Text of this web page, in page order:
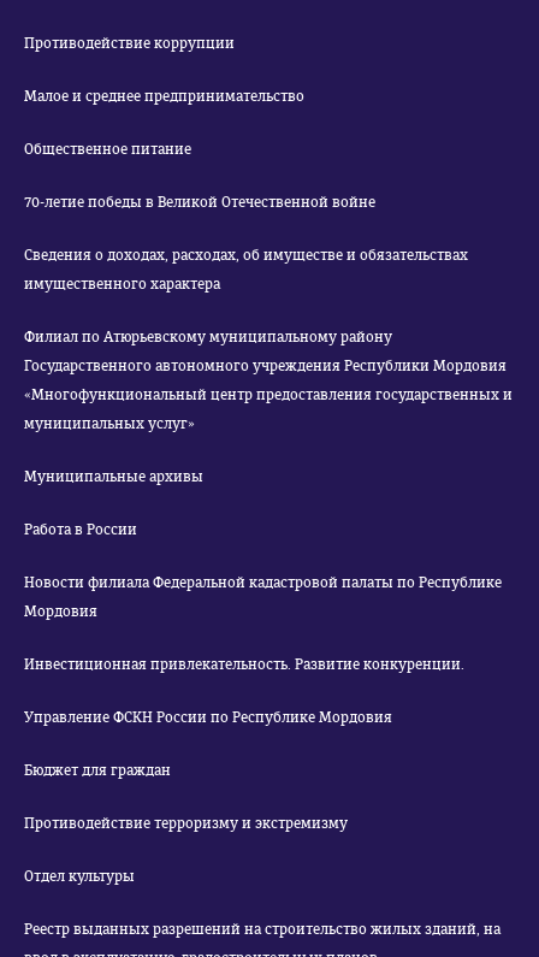
Противодействие коррупции
Малое и среднее предпринимательство
Общественное питание
70-летие победы в Великой Отечественной войне
Сведения о доходах, расходах, об имуществе и обязательствах
имущественного характера
Филиал по Атюрьевскому муниципальному району
Государственного автономного учреждения Республики Мордовия
«Многофункциональный центр предоставления государственных и
муниципальных услуг»
Муниципальные архивы
Работа в России
Новости филиала Федеральной кадастровой палаты по Республике
Мордовия
Инвестиционная привлекательность. Развитие конкуренции.
Управление ФСКН России по Республике Мордовия
Бюджет для граждан
Противодействие терроризму и экстремизму
Отдел культуры
Реестр выданных разрешений на строительство жилых зданий, на